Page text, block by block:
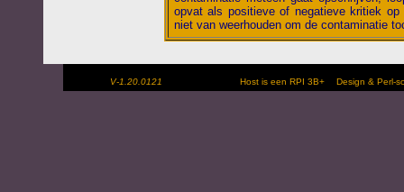
opvat als positieve of negatieve kritiek
niet van weerhouden om de contaminatie
V-1.20.0121 Host is een RPI 3B+ Design &